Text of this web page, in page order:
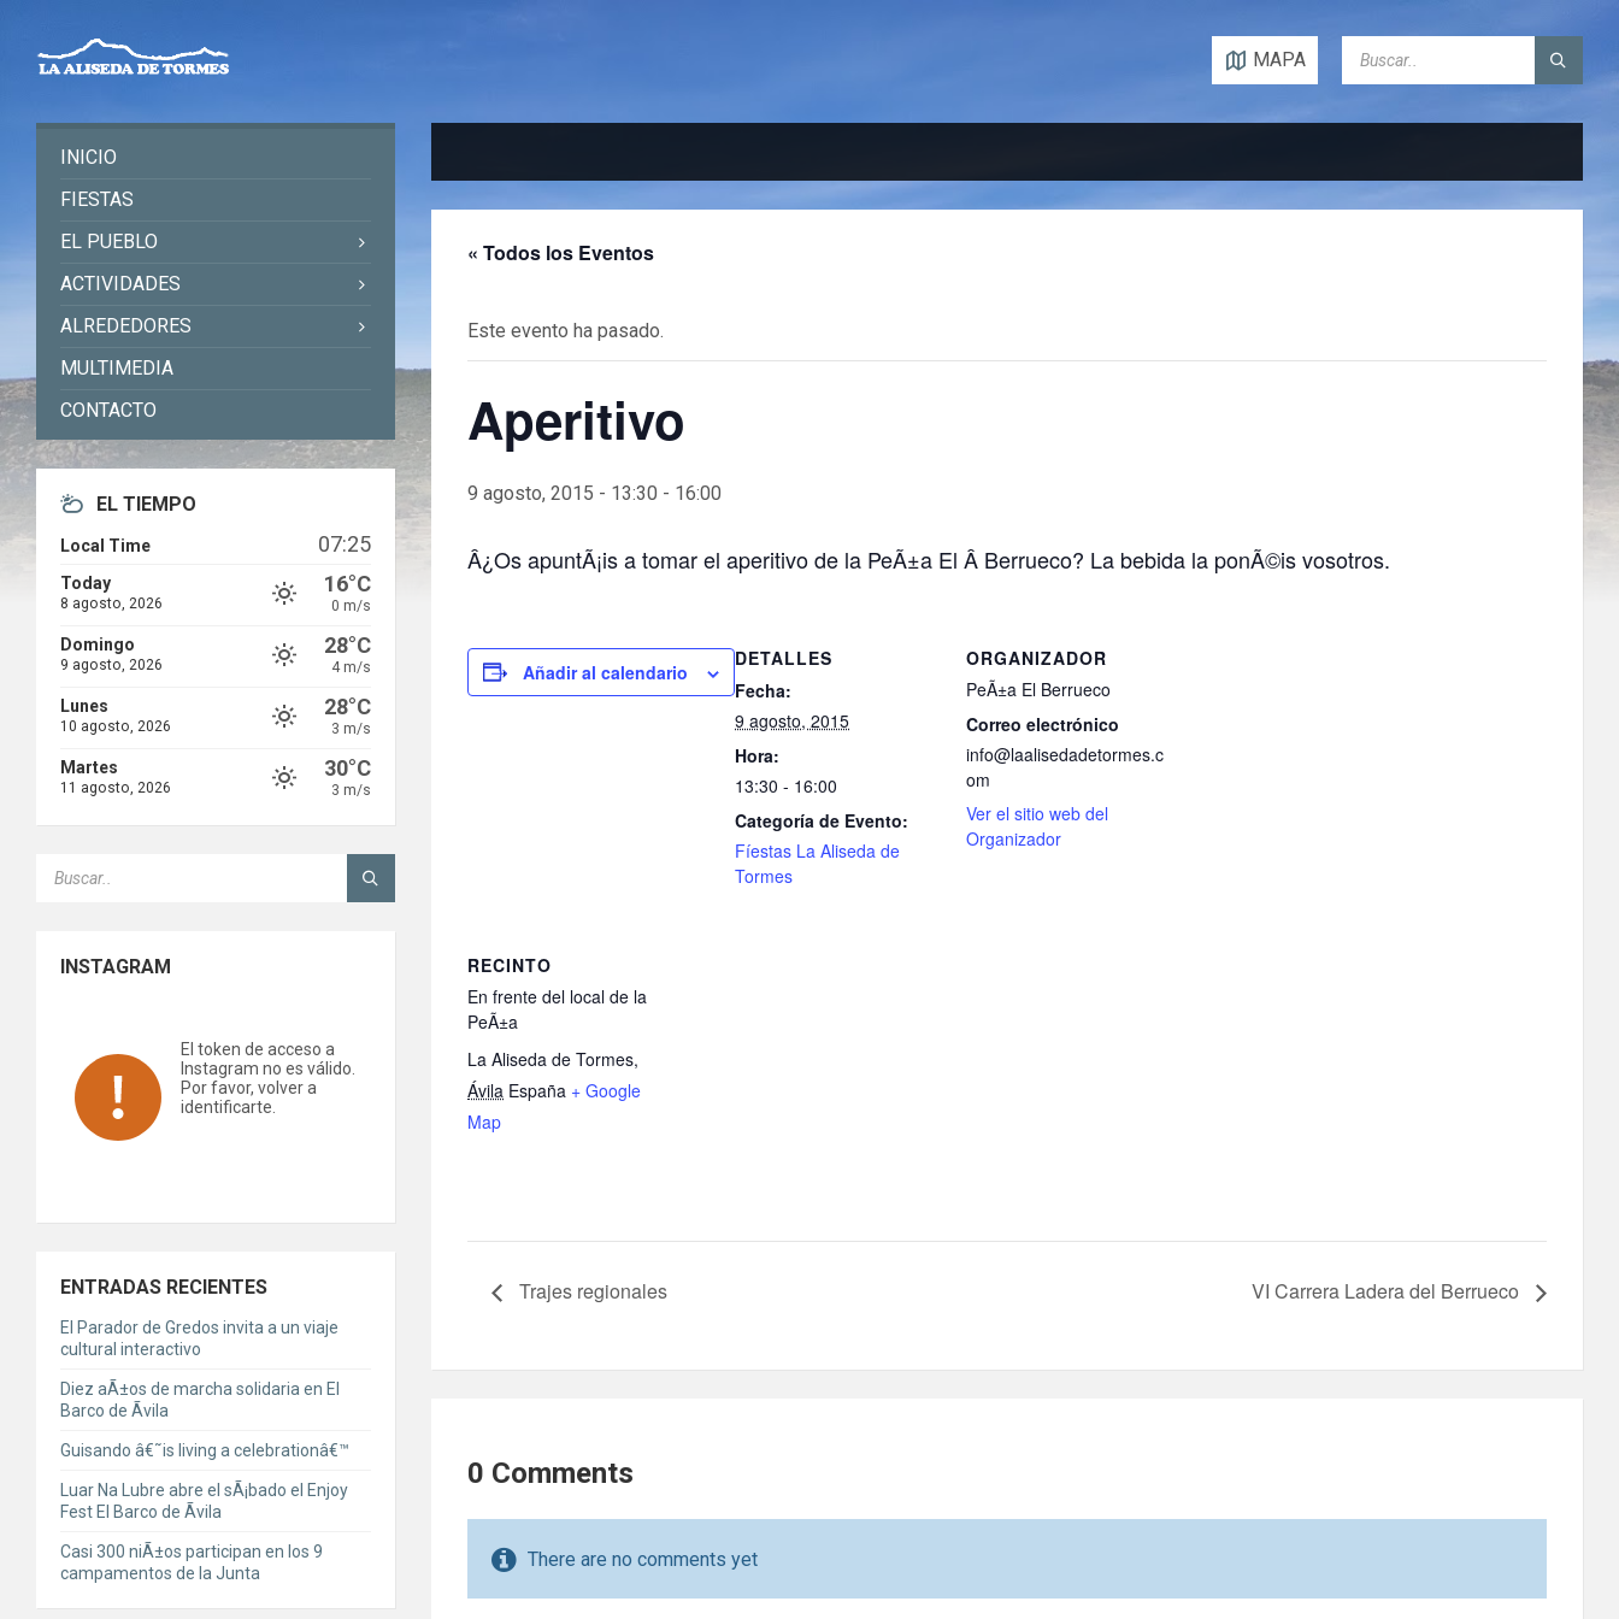
content
sidebar
footer
MAPA
« Todos los Eventos
Este evento ha pasado.
Aperitivo
9 agosto, 2015 - 13:30 - 16:00
Â¿Os apuntÃ¡is a tomar el aperitivo de la PeÃ±a El Â Berrueco? La bebida la ponÃ©is vosotros.
Añadir al calendario
DETALLES
Fecha:
9 agosto, 2015
Hora:
13:30 - 16:00
Categoría de Evento:
Fíestas La Aliseda de
Tormes
ORGANIZADOR
PeÃ±a El Berrueco
Correo electrónico
info@laalisedadetormes.c
om
Ver el sitio web del
Organizador
RECINTO
En frente del local de la
PeÃ±a
La Aliseda de Tormes,
Ávila España + Google
Map
Trajes regionales VI Carrera Ladera del Berrueco
0 Comments
There are no comments yet
INICIO
FIESTAS
EL PUEBLO
ACTIVIDADES
ALREDEDORES
MULTIMEDIA
CONTACTO
EL TIEMPO
Local Time 07:25
Today
8 agosto, 2026
16°C
0 m/s
Domingo
9 agosto, 2026
28°C
4 m/s
Lunes
10 agosto, 2026
28°C
3 m/s
Martes
11 agosto, 2026
30°C
3 m/s
INSTAGRAM
El token de acceso a
Instagram no es válido.
Por favor, volver a
identificarte.
ENTRADAS RECIENTES
El Parador de Gredos invita a un viaje
cultural interactivo
Diez aÃ±os de marcha solidaria en El
Barco de Ãvila
Guisando â€˜is living a celebrationâ€™
Luar Na Lubre abre el sÃ¡bado el Enjoy
Fest El Barco de Ãvila
Casi 300 niÃ±os participan en los 9
campamentos de la Junta